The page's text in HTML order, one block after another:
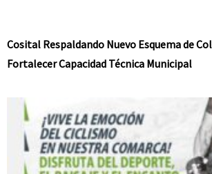
Cosital Respaldando Nuevo Esquema de
Fortalecer Capacidad Técnica Municipal